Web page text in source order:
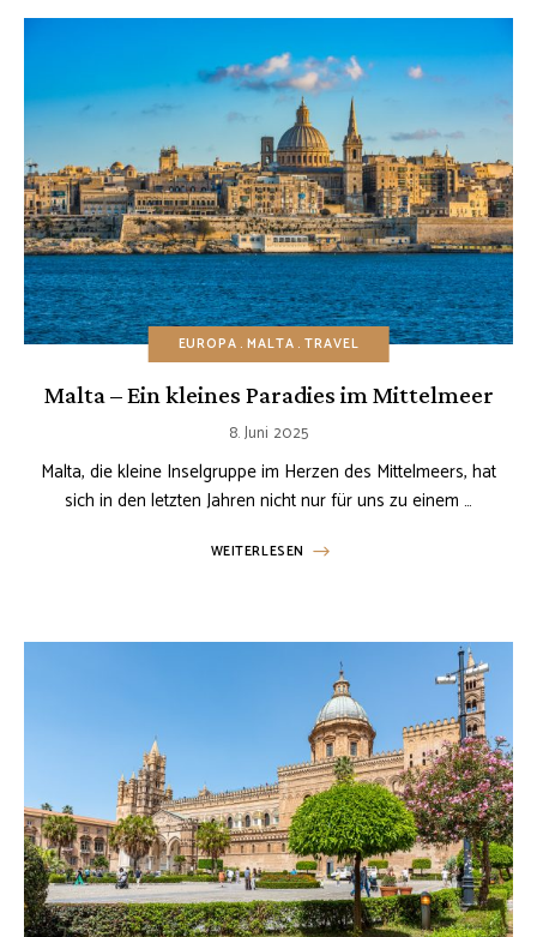
EUROPA MALTA TRAVEL
Malta – Ein kleines Paradies im Mittelmeer
8. Juni 2025
Malta, die kleine Inselgruppe im Herzen des Mittelmeers, hat
sich in den letzten Jahren nicht nur für uns zu einem …
WEITERLESEN